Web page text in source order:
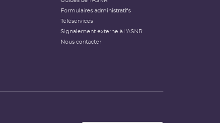
Formulaires administratifs
Téléservices
Signalement externe à l'ASNR
Nous contacter